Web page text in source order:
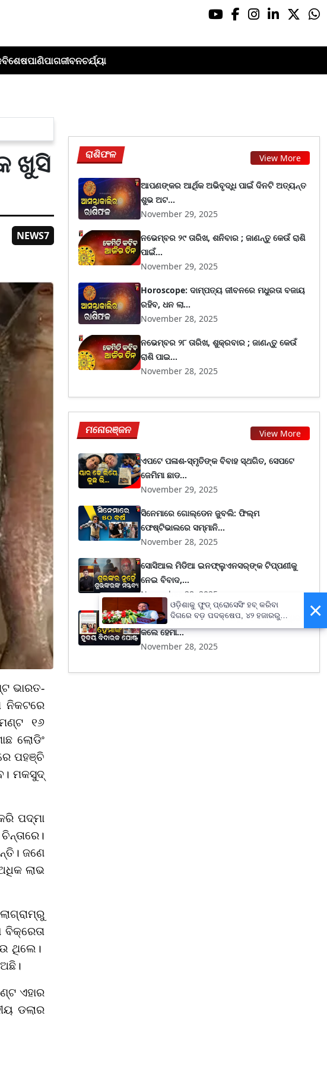
ବିଶେଷପାଣିପାଗଜୀବନଚର୍ଯ୍ୟା
ଖୁସି
NEWS7
ଭାରତ-
ନିକଟରେ
୧୬
ଲୋଡିଂ
ପହଞ୍ଚି
ମକସୁଦ୍‌
ପଦ୍ମା
ଜଣେ
ଲାଭ
ଥିଲେ।
ଏହାର
ଡଲାର
ରାଶିଫଳ View More
ଆପଣଙ୍କର ଆର୍ଥିକ ଅଭିବୃଦ୍ଧି ପାଇଁ ଦିନଟି ଅତ୍ୟନ୍ତ
ଶୁଭ ଅଟ...
November 29, 2025
ନଭେମ୍ବର ୨୯ ତାରିଖ, ଶନିବାର ; ଜାଣନ୍ତୁ କେଉଁ ରାଶି
ପାଇଁ...
November 29, 2025
Horoscope: ଦାମ୍ପତ୍ୟ ଜୀବନରେ ମଧୁରତା ବଜାୟ
ରହିବ, ଧନ ଲା...
November 28, 2025
ନଭେମ୍ବର ୨୮ ତାରିଖ, ଶୁକ୍ରବାର ; ଜାଣନ୍ତୁ କେଉଁ
ରାଶି ପାଇ...
November 28, 2025
ମନୋରଞ୍ଜନ View More
ଏପଟେ ପଳାଶ-ସ୍ମୃତିଙ୍କ ବିବାହ ସ୍ଥଗିତ, ସେପଟେ
ଜେମିମା ଛାଡ...
November 29, 2025
ସିନେମାରେ ଗୋଲ୍ଡେନ ଜୁବଲି: ଫିଲ୍ମ
ଫେଷ୍ଟିଭାଲରେ ସମ୍ମାନି...
November 28, 2025
ସୋସିଆଲ ମିଡିଆ ଇନଫ୍ଲୁଏନସର୍‌ଙ୍କ ଟିପ୍ପଣୀକୁ
ନେଇ ବିବାଦ,...
November 28, 2025
ଧର୍ମେନ୍ଦ୍ରଙ୍କ ନିଧନ ପରେ ଭାବୁକ ପୋଷ୍ଟ ସେୟାର
କଲେ ହେମା...
November 28, 2025
×
ଓଡ଼ିଶାକୁ ଫୁଡ୍ ପ୍ରୋସେସିଂ ହବ୍ କରିବା
ଦିଗରେ ବଡ଼ ପଦକ୍ଷେପ, ୪୨ ହଜାରରୁ
ଅଧିକ ନିଯୁକ୍ତି ସୁଯୋଗ